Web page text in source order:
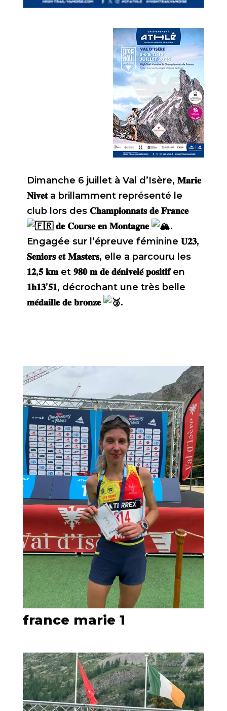
Dimanche 6 juillet à Val d’Isère, 𝐌𝐚𝐫𝐢𝐞
𝐍𝐢𝐯𝐞𝐭 a brillamment représenté le
club lors des 𝐂𝐡𝐚𝐦𝐩𝐢𝐨𝐧𝐧𝐚𝐭𝐬 𝐝𝐞 𝐅𝐫𝐚𝐧𝐜𝐞
𝐝𝐞 𝐂𝐨𝐮𝐫𝐬𝐞 𝐞𝐧 𝐌𝐨𝐧𝐭𝐚𝐠𝐧𝐞
.
Engagée sur l’épreuve féminine 𝐔𝟐𝟑,
𝐒𝐞𝐧𝐢𝐨𝐫𝐬 𝐞𝐭 𝐌𝐚𝐬𝐭𝐞𝐫𝐬, elle a parcouru les
𝟏𝟐,𝟓 𝐤𝐦 et 𝟗𝟖𝟎 𝐦 𝐝𝐞 𝐝𝐞́𝐧𝐢𝐯𝐞𝐥𝐞́ 𝐩𝐨𝐬𝐢𝐭𝐢𝐟 en
𝟏𝐡𝟏𝟑’𝟓𝟏, décrochant une très belle
𝐦𝐞́𝐝𝐚𝐢𝐥𝐥𝐞 𝐝𝐞 𝐛𝐫𝐨𝐧𝐳𝐞
.
france marie 1